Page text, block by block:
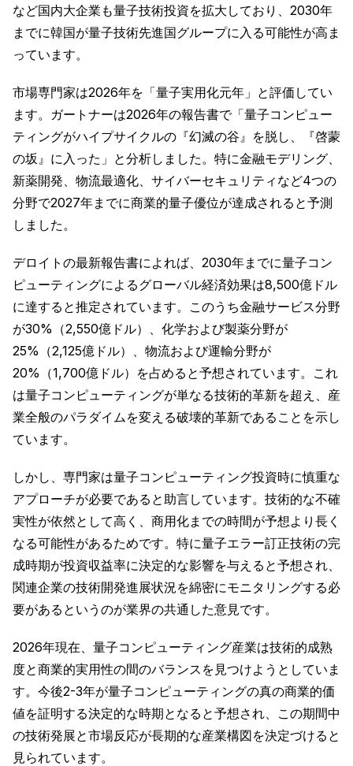
など国内大企業も量子技術投資を拡大しており、2030年
までに韓国が量子技術先進国グループに入る可能性が高ま
っています。
市場専門家は2026年を「量子実用化元年」と評価してい
ます。ガートナーは2026年の報告書で「量子コンピュー
ティングがハイプサイクルの『幻滅の谷』を脱し、『啓蒙
の坂』に入った」と分析しました。特に金融モデリング、
新薬開発、物流最適化、サイバーセキュリティなど4つの
分野で2027年までに商業的量子優位が達成されると予測
しました。
デロイトの最新報告書によれば、2030年までに量子コン
ピューティングによるグローバル経済効果は8,500億ドル
に達すると推定されています。このうち金融サービス分野
が30%（2,550億ドル）、化学および製薬分野が
25%（2,125億ドル）、物流および運輸分野が
20%（1,700億ドル）を占めると予想されています。これ
は量子コンピューティングが単なる技術的革新を超え、産
業全般のパラダイムを変える破壊的革新であることを示し
ています。
しかし、専門家は量子コンピューティング投資時に慎重な
アプローチが必要であると助言しています。技術的な不確
実性が依然として高く、商用化までの時間が予想より長く
なる可能性があるためです。特に量子エラー訂正技術の完
成時期が投資収益率に決定的な影響を与えると予想され、
関連企業の技術開発進展状況を綿密にモニタリングする必
要があるというのが業界の共通した意見です。
2026年現在、量子コンピューティング産業は技術的成熟
度と商業的実用性の間のバランスを見つけようとしていま
す。今後2-3年が量子コンピューティングの真の商業的価
値を証明する決定的な時期となると予想され、この期間中
の技術発展と市場反応が長期的な産業構図を決定づけると
見られています。